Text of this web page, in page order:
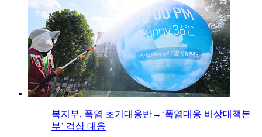
복지부, 폭염 초기대응반→‘폭염대응 비상대책본
부’ 격상 대응